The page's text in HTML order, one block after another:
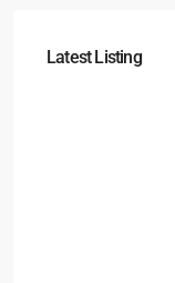
Latest Listing